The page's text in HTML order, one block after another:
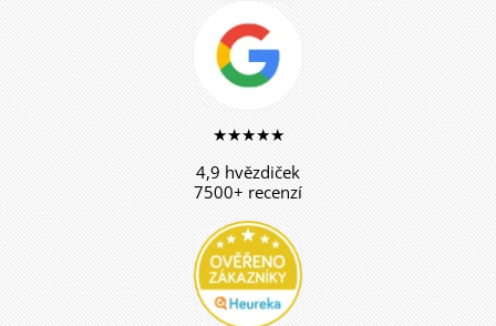
★★★★★
4,9 hvězdiček
7500+ recenzí